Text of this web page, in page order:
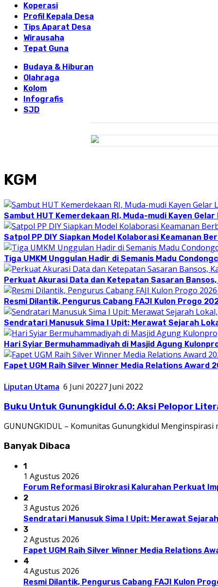
Koperasi
Profil Kepala Desa
Tips Aparat Desa
Wirausaha
Tepat Guna
Budaya & Hiburan
Olahraga
Kolom
Infografis
SJD
KGM
Sambut HUT Kemerdekaan RI, Muda-mudi Kayen
Satpol PP DIY Siapkan Model Kolaborasi Keamanan
Tiga UMKM Unggulan Hadir di Semanis Madu
Perkuat Akurasi Data dan Ketepatan Sasaran
Resmi Dilantik, Pengurus Cabang FAJI Kulon Progo
Sendratari Manusuk Sima I Upit: Merawat Sejarah
Hari Syiar Bermuhammadiyah di Masjid Agung
Fapet UGM Raih Silver Winner Media Relations Award
Liputan Utama 6 Juni 20227 Juni 2022
Buku Untuk Gunungkidul 6.0: Aksi Pelopor
GUNUNGKIDUL – Komunitas Gunungkidul
Banyak Dibaca
1
1 Agustus 2026
Forum Reformasi Birokrasi Kalurahan Perkuat
2
3 Agustus 2026
Sendratari Manusuk Sima I Upit: Merawat
3
2 Agustus 2026
Fapet UGM Raih Silver Winner Media Relations
4
4 Agustus 2026
Resmi Dilantik, Pengurus Cabang FAJI Kulon